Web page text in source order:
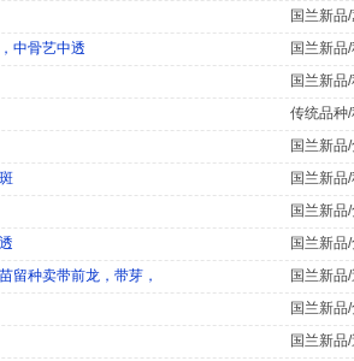
国兰新品
中骨艺中透
国兰新品
国兰新品
传统品种
国兰新品
国兰新品
国兰新品
国兰新品
留种卖带前龙，带芽，
国兰新品
国兰新品
国兰新品